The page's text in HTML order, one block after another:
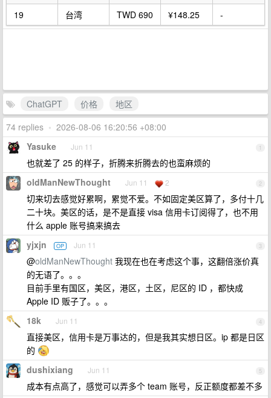
19 台湾 TWD 690 ¥148.25 -
ChatGPT 价格
地区
74 replies • 2026-08-06 16:20:56 +08:00
1
Yasuke Jun 11
也就差了 25 的样子，折腾来折腾去的也蛮麻烦的
2
oldManNewThought Jun 11 2
切来切去感觉好累啊，累觉不爱。不如固定美区算了，多付十几
二十块。美区的话，是不是直接 visa 信用卡订阅得了，也不用
什么 apple 账号搞来搞去
3
yjxjn OP Jun 11
@oldManNewThought 我现在也在考虑这个事，这翻倍涨价真
的无语了。。。
目前手里有国区，美区，港区，土区，尼区的 ID ，都快成
Apple ID 贩子了。。。
4
18k Jun 11
直接美区，信用卡是万事达的，但是我其实想日区。ip 都是日区
的
5
dushixiang Jun 11
成本有点高了，感觉可以弄多个 team 账号，反正额度都差不多